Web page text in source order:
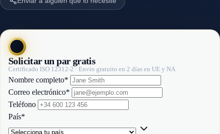
Solicitar un par gratis
Certificado ISO 12312-2 · Envío gratuito en 2 días en UE y NA
Website
Nombre completo*
Correo electrónico*
Teléfono
País*